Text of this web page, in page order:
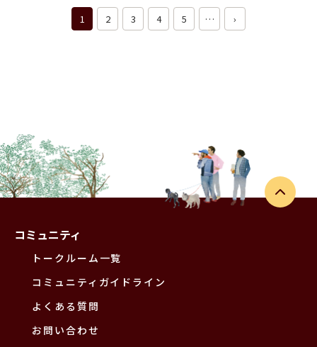
1 2 3 4 5 … ›
コミュニティ
トークルーム一覧
コミュニティガイドライン
よくある質問
お問い合わせ